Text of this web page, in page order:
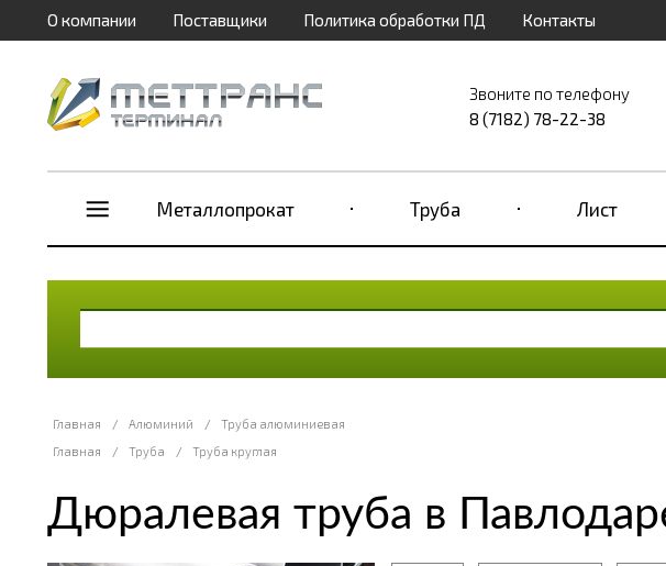
О компании Поставщики Политика обработки ПД Контакты
Звоните по телефону
8 (7182) 78-22-38
Металлопрокат Труба Лист
Главная / Алюминий /
Труба алюминиевая
Главная
/ Труба / Труба круглая
Дюралевая труба в